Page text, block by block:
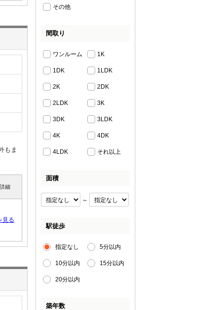
もま
細
見る
その他
間取り
ワンルーム 1K
1DK 1LDK
2K 2DK
2LDK 3K
3DK 3LDK
4K 4DK
4LDK それ以上
面積
～
駅徒歩
指定なし 5分以内
10分以内 15分以内
20分以内
築年数